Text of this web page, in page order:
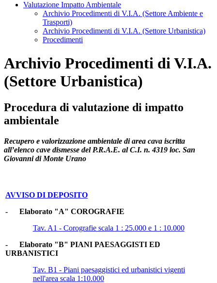
Valutazione Impatto Ambientale
Archivio Procedimenti di V.I.A. (Settore Ambiente e
Trasporti)
Archivio Procedimenti di V.I.A. (Settore Urbanistica)
Procedimenti
Archivio Procedimenti di V.I.A.
(Settore Urbanistica)
Procedura di valutazione di impatto
ambientale
Recupero e valorizzazione ambientale di area cava iscritta
all’elenco cave dismesse del P.R.A.E. al C.I. n. 4319 loc. San
Giovanni di Monte Urano
AVVISO DI DEPOSITO
- Elaborato "A" COROGRAFIE
Tav. A1 - Corografie scala 1 : 25.000 e 1 : 10.000
- Elaborato "B" PIANI PAESAGGISTI ED
URBANISTICI
Tav. B1 - Piani paesaggistici ed urbanistici vigenti
nell'area scala 1:10.000